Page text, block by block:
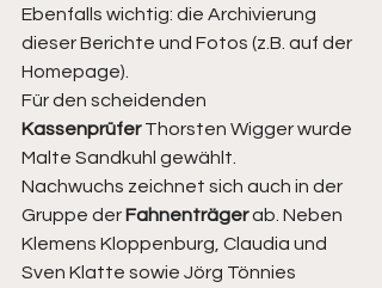
Ebenfalls wichtig: die Archivierung
dieser Berichte und Fotos (z.B. auf der
Homepage).
Für den scheidenden
Kassenprüfer Thorsten Wigger wurde
Malte Sandkuhl gewählt.
Nachwuchs zeichnet sich auch in der
Gruppe der Fahnenträger ab. Neben
Klemens Kloppenburg, Claudia und
Sven Klatte sowie Jörg Tönnies